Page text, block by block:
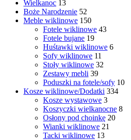
Wielkanoc 13
Boże Narodzenie 52
Meble wiklinowe 150
Fotele wiklinowe 43
Fotele bujane 19
Huśtawki wiklinowe 6
Sofy wiklinowe 11
Stoły wiklinowe 32
Zestawy mebli 39
Poduszki na fotele/sofy 10
Kosze wiklinowe/Dodatki 334
Kosze wystawowe 3
Koszyczki wielkanocne 8
Osłony pod choinkę 20
Wianki wiklinowe 21
Tacki wiklinowe 13